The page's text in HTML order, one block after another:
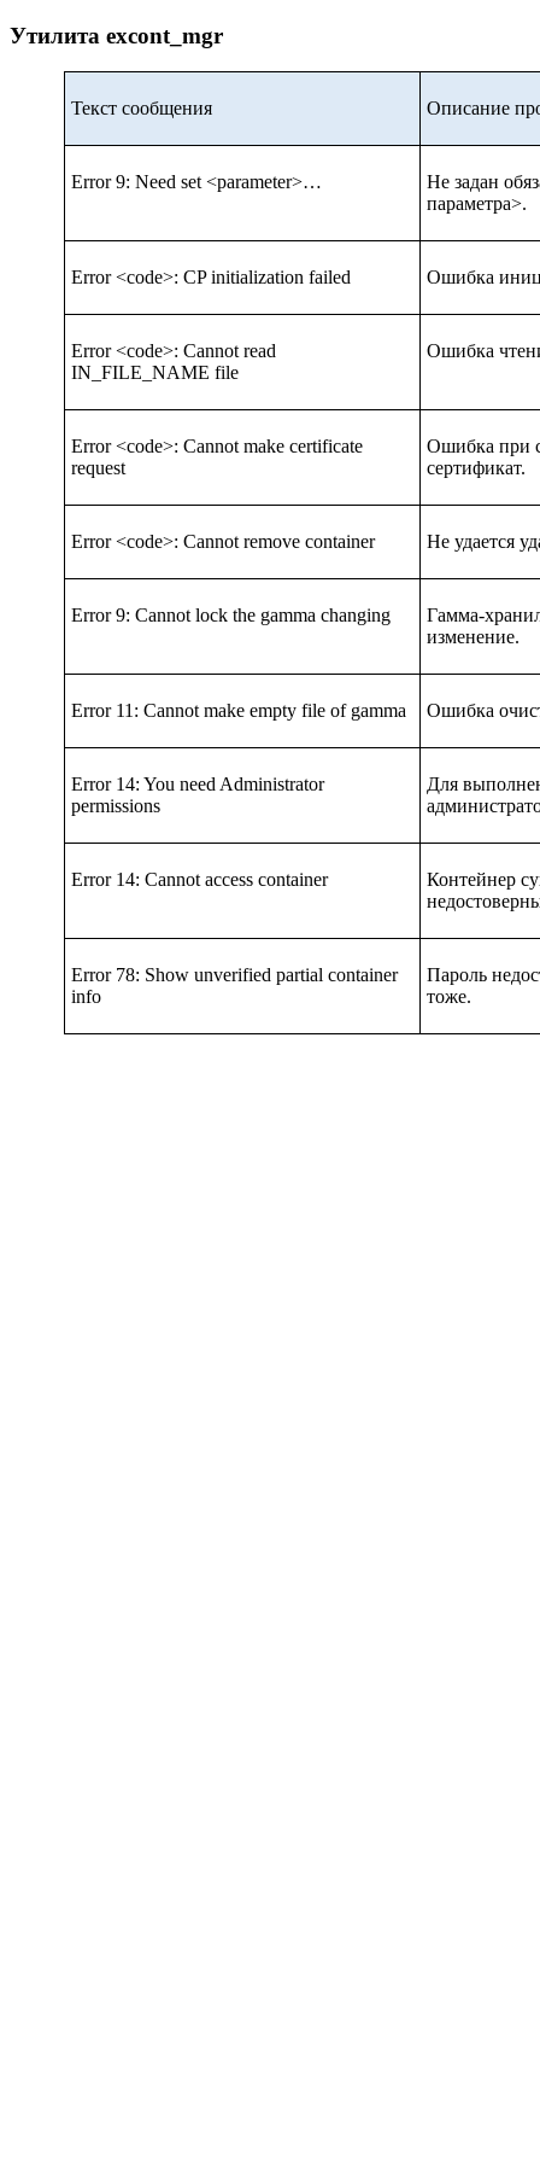
Утилита excont_mgr
Текст сообщения Описание
Error 9: Need set <parameter>…
Не задан
параметра>.
Error <code>: CP initialization failed Ошибка
Error <code>: Cannot read
IN_FILE_NAME file
Ошибка
Error <code>: Cannot make certificate
request
Ошибка при
сертификат.
Error <code>: Cannot remove container Не удается
Error 9: Cannot lock the gamma changing
Гамма-
изменение.
Error 11: Cannot make empty file of gamma Ошибка
Error 14: You need Administrator
permissions
Для
Error 14: Cannot access container
Контейнер
Error 78: Show unverified partial container
info
Пароль
тоже.